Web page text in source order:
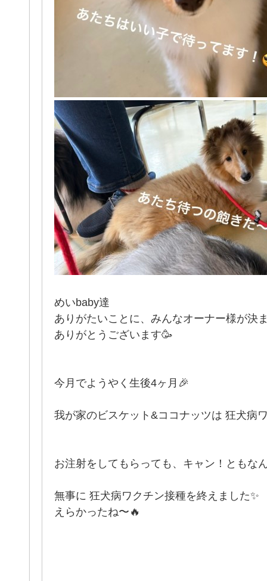
めいbaby達
ありがたいことに、みんなオーナー様が決
ありがとうございます🥳
今月でようやく生後4ヶ月🎉
我が家のビスケット&ココナッツは 狂犬病
お注射をしてもらっても、キャン！ともな
無事に 狂犬病ワクチン接種を終えました✨
えらかったね〜🔥